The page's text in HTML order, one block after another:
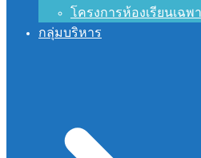
โครงการห้องเรียนเฉพ
กลุ่มบริหาร